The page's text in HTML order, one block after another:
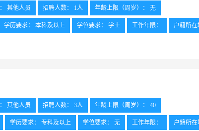
其他人员 招聘人数： 1人 年龄上限（周岁）： 无
学历要求： 本科及以上 学位要求： 学士 工作年限： 户籍所
其他人员 招聘人数： 3人 年龄上限（周岁）： 40
学历要求： 专科及以上 学位要求： 无 工作年限： 户籍所